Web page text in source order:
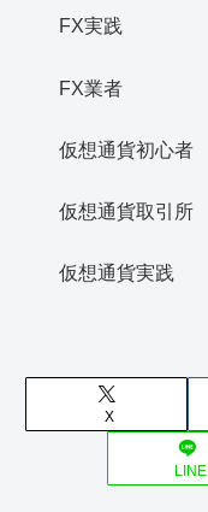
FX実践
FX業者
仮想通貨初心者
仮想通貨取引所
仮想通貨実践
X
LINE